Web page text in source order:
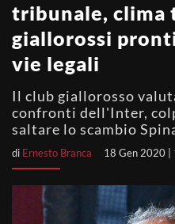
tribunale, clima
giallorossi
vie legali
Il club giallorosso
confronti dell'Inter,
saltare lo scambio
di Ernesto Branca 18 Gen 2020 |